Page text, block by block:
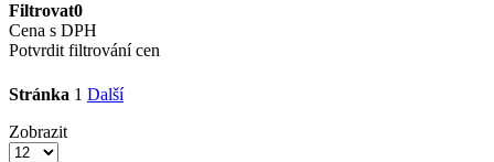
Filtrovat0
Cena s DPH
Potvrdit filtrování cen
Stránka 1 Další
Zobrazit